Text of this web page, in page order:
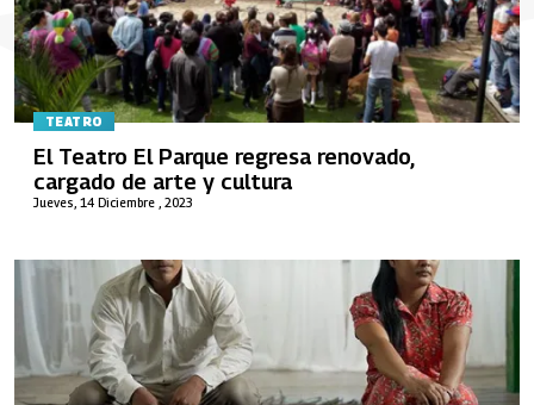
TEATRO
Jueves, 14 Diciembre , 2023
El Teatro El Parque regresa renovado,
cargado de arte y cultura